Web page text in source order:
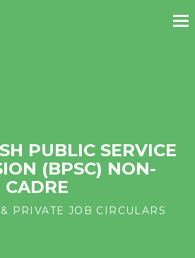
PUBLIC SERVICE
(BPSC) NON-
CADRE
PRIVATE JOB CIRCULARS